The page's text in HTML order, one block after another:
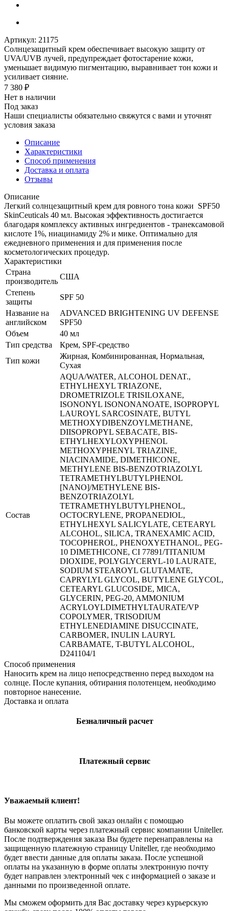
Артикул: 21175
Солнцезащитный крем обеспечивает высокую защиту от
UVA/UVB лучей, предупреждает фотостарение кожи,
уменьшает видимую пигментацию, выравнивает тон кожи и
усиливает сияние.
7 380 ₽
Нет в наличии
Под заказ
Наши специалисты обязательно свяжутся с вами и уточнят
условия заказа
Описание
Характеристики
Способ применения
Доставка и оплата
Отзывы
Описание
Легкий солнцезащитный крем для ровного тона кожи SPF50
SkinCeuticals 40 мл. Высокая эффективность достигается
благодаря комплексу активных ингредиентов - транексамовой
кислоте 1%, ниацинамиду 2% и мике. Оптимально для
ежедневного применения и для применения после
косметологических процедур.
Характеристики
Страна
производитель
США
Степень
защиты
SPF 50
Название на
английском
ADVANCED BRIGHTENING UV DEFENSE
SPF50
Объем
40 мл
Тип средства
Крем, SPF-средство
Тип кожи
Жирная, Комбинированная, Нормальная,
Сухая
Состав
AQUA/WATER, ALCOHOL DENAT.,
ETHYLHEXYL TRIAZONE,
DROMETRIZOLE TRISILOXANE,
ISONONYL ISONONANOATE, ISOPROPYL
LAUROYL SARCOSINATE, BUTYL
METHOXYDIBENZOYLMETHANE,
DIISOPROPYL SEBACATE, BIS-
ETHYLHEXYLOXYPHENOL
METHOXYPHENYL TRIAZINE,
NIACINAMIDE, DIMETHICONE,
METHYLENE BIS-BENZOTRIAZOLYL
TETRAMETHYLBUTYLPHENOL
[NANO]/METHYLENE BIS-
BENZOTRIAZOLYL
TETRAMETHYLBUTYLPHENOL,
OCTOCRYLENE, PROPANEDIOL,
ETHYLHEXYL SALICYLATE, CETEARYL
ALCOHOL, SILICA, TRANEXAMIC ACID,
TOCOPHEROL, PHENOXYETHANOL, PEG-
10 DIMETHICONE, CI 77891/TITANIUM
DIOXIDE, POLYGLYCERYL-10 LAURATE,
SODIUM STEAROYL GLUTAMATE,
CAPRYLYL GLYCOL, BUTYLENE GLYCOL,
CETEARYL GLUCOSIDE, MICA,
GLYCERIN, PEG-20, AMMONIUM
ACRYLOYLDIMETHYLTAURATE/VP
COPOLYMER, TRISODIUM
ETHYLENEDIAMINE DISUCCINATE,
CARBOMER, INULIN LAURYL
CARBAMATE, T-BUTYL ALCOHOL,
D241104/1
Способ применения
Наносить крем на лицо непосредственно перед выходом на
солнце. После купания, обтирания полотенцем, необходимо
повторное нанесение.
Доставка и оплата
Безналичный расчет
Платежный сервис
Уважаемый клиент!
Вы можете оплатить свой заказ онлайн с помощью
банковской карты через платежный сервис компании Uniteller.
После подтверждения заказа Вы будете перенаправлены на
защищенную платежную страницу Uniteller, где необходимо
будет ввести данные для оплаты заказа. После успешной
оплаты на указанную в форме оплаты электронную почту
будет направлен электронный чек с информацией о заказе и
данными по произведенной оплате.
Мы сможем оформить для Вас доставку через курьерскую